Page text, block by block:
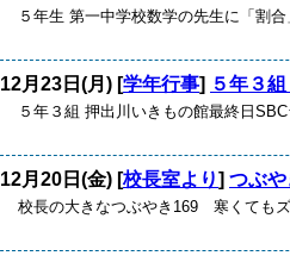
５年生 第一中学校数学の先生に「割
12月23日(月) [学年行事] ５年３
５年３組 押出川いきもの館
12月20日(金) [校長室より] つぶや
校長の大きなつぶやき169 寒くても